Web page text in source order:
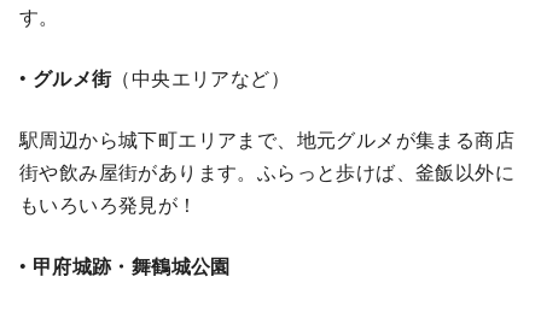
す。
• グルメ街（中央エリアなど）
駅周辺から城下町エリアまで、地元グルメが集まる商店
街や飲み屋街があります。ふらっと歩けば、釜飯以外に
もいろいろ発見が！
• 甲府城跡・舞鶴城公園